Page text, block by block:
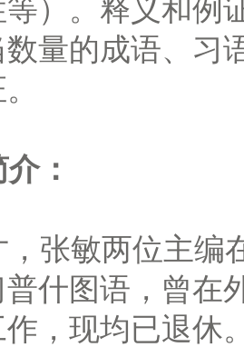
）。释义和例
量的成语、习
：
张敏两位主编
什图语，曾在
，现均已退休